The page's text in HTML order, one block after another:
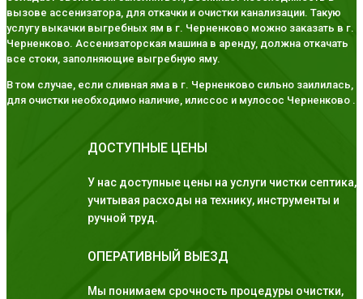
вызове ассенизатора, для откачки и очистки канализации. Такую
услугу выкачки выгребных ям в г. Черненково можно заказать в г.
Черненково. Ассенизаторская машина в аренду, должна откачать
все стоки, заполняющие выгребную яму.
В том случае, если сливная яма в г. Черненково сильно заилилась,
для очистки необходимо наличие, илиссос и мулосос Черненково .
ДОСТУПНЫЕ ЦЕНЫ
У нас доступные цены на услуги чистки септика,
учитывая расходы на технику, инструменты и
ручной труд.
ОПЕРАТИВНЫЙ ВЫЕЗД
Мы понимаем срочность процедуры очистки,